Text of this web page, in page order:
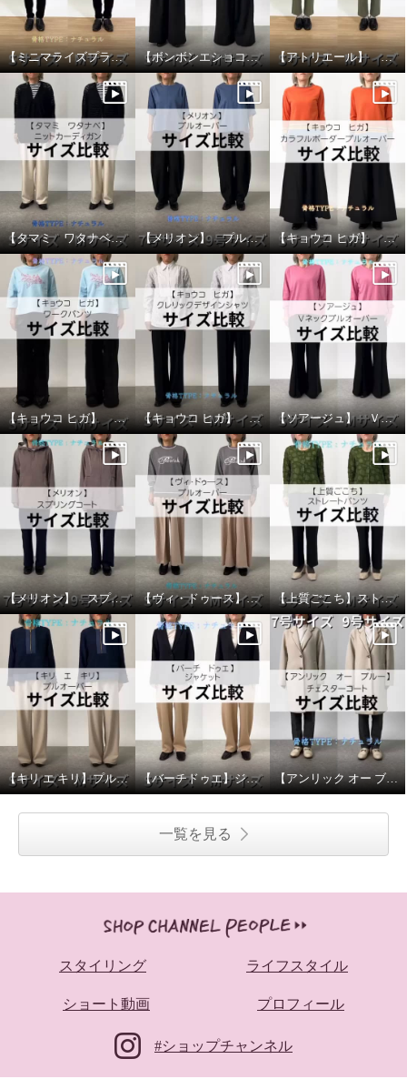
【ミニマライズプラス】 ジャケット サイズ比較 【ボンボンエショコラ】 ハイウェストパンツ サイズ比較 【アトリエール】 カーブパンツ サイズ比較
【タマミ ワタナベ】 ニットカーディガン サイズ比較 【メリオン】 プルオーバー サイズ比較 【キョウコ ヒガ】 カラフルボーダープルオーバー サイズ比較
【キョウコ ヒガ】 ワークパンツ サイズ比較 【キョウコ ヒガ】 クレリックデザインシャツ サイズ比較 【ソアージュ】 Ｖネックプルオーバー サイズ比較
【メリオン】 スプリングコート サイズ比較 【ヴィ・ドゥース】 プルオーバー サイズ比較 【上質ごこち】ストレートパンツ サイズ比較
【キリ エ キリ】プルオーバー サイズ比較 【バーチドゥエ】ジャケット サイズ比較 【アンリック オー ブルー】チェスターコート サイズ比較
一覧を見る
スタイリング ライフスタイル
ショート動画 プロフィール
#ショップチャンネル